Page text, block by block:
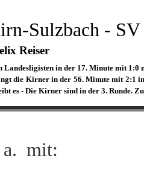
Sulzbach -
Reiser
Landesligisten in der 17. Minute mit
die Kirner in der 56. Minute mit 2:1
es - Die Kirner sind in der 3. Runde.
a. mit: